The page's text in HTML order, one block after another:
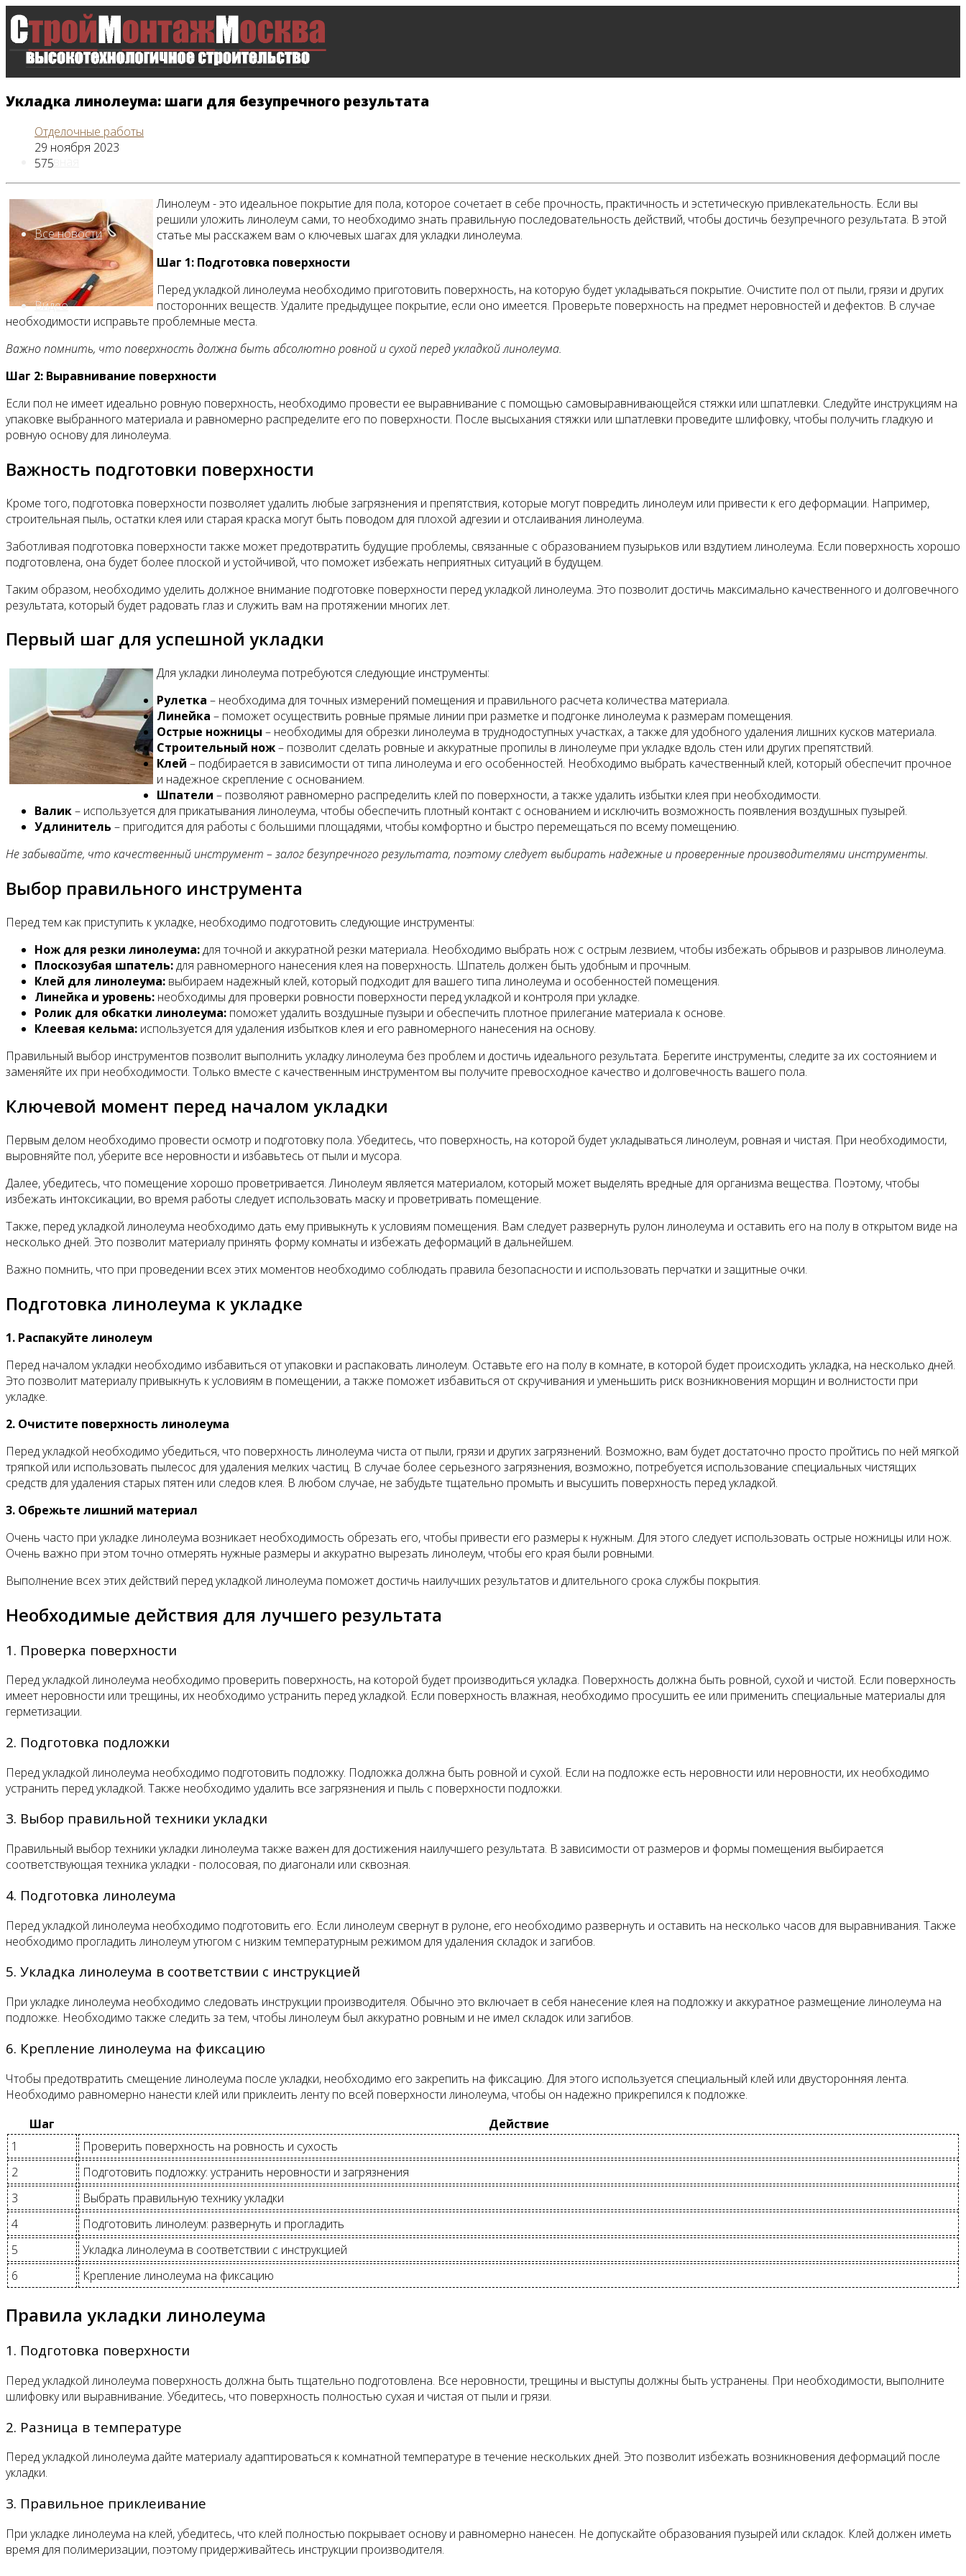
Главная
Все новости
Видео
Укладка линолеума: шаги для безупречного результата
Отделочные работы
29 ноября 2023
575
Линолеум - это идеальное покрытие для пола, которое сочетает в себе прочность, практичность и эстетическую привлекательность. Если вы
решили уложить линолеум сами, то необходимо знать правильную последовательность действий, чтобы достичь безупречного результата. В этой
статье мы расскажем вам о ключевых шагах для укладки линолеума.
Шаг 1: Подготовка поверхности
Перед укладкой линолеума необходимо приготовить поверхность, на которую будет укладываться покрытие. Очистите пол от пыли, грязи и других
посторонних веществ. Удалите предыдущее покрытие, если оно имеется. Проверьте поверхность на предмет неровностей и дефектов. В случае
необходимости исправьте проблемные места.
Важно помнить, что поверхность должна быть абсолютно ровной и сухой перед укладкой линолеума.
Шаг 2: Выравнивание поверхности
Если пол не имеет идеально ровную поверхность, необходимо провести ее выравнивание с помощью самовыравнивающейся стяжки или шпатлевки. Следуйте инструкциям на
упаковке выбранного материала и равномерно распределите его по поверхности. После высыхания стяжки или шпатлевки проведите шлифовку, чтобы получить гладкую и
ровную основу для линолеума.
Важность подготовки поверхности
Кроме того, подготовка поверхности позволяет удалить любые загрязнения и препятствия, которые могут повредить линолеум или привести к его деформации. Например,
строительная пыль, остатки клея или старая краска могут быть поводом для плохой адгезии и отслаивания линолеума.
Заботливая подготовка поверхности также может предотвратить будущие проблемы, связанные с образованием пузырьков или вздутием линолеума. Если поверхность хорошо
подготовлена, она будет более плоской и устойчивой, что поможет избежать неприятных ситуаций в будущем.
Таким образом, необходимо уделить должное внимание подготовке поверхности перед укладкой линолеума. Это позволит достичь максимально качественного и долговечного
результата, который будет радовать глаз и служить вам на протяжении многих лет.
Первый шаг для успешной укладки
Для укладки линолеума потребуются следующие инструменты:
Рулетка – необходима для точных измерений помещения и правильного расчета количества материала.
Линейка – поможет осуществить ровные прямые линии при разметке и подгонке линолеума к размерам помещения.
Острые ножницы – необходимы для обрезки линолеума в труднодоступных участках, а также для удобного удаления лишних кусков материала.
Строительный нож– позволит сделать ровные и аккуратные пропилы в линолеуме при укладке вдоль стен или других препятствий.
Клей – подбирается в зависимости от типа линолеума и его особенностей. Необходимо выбрать качественный клей, который обеспечит прочное
и надежное скрепление с основанием.
Шпатели – позволяют равномерно распределить клей по поверхности, а также удалить избытки клея при необходимости.
Валик– используется для прикатывания линолеума, чтобы обеспечить плотный контакт с основанием и исключить возможность появления воздушных пузырей.
Удлинитель – пригодится для работы с большими площадями, чтобы комфортно и быстро перемещаться по всему помещению.
Не забывайте, что качественный инструмент – залог безупречного результата, поэтому следует выбирать надежные и проверенные производителями инструменты.
Выбор правильного инструмента
Перед тем как приступить к укладке, необходимо подготовить следующие инструменты:
Нож для резки линолеума:для точной и аккуратной резки материала. Необходимо выбрать нож с острым лезвием, чтобы избежать обрывов и разрывов линолеума.
Плоскозубая шпатель:для равномерного нанесения клея на поверхность. Шпатель должен быть удобным и прочным.
Клей для линолеума: выбираем надежный клей, который подходит для вашего типа линолеума и особенностей помещения.
Линейка и уровень: необходимы для проверки ровности поверхности перед укладкой и контроля при укладке.
Ролик для обкатки линолеума: поможет удалить воздушные пузыри и обеспечить плотное прилегание материала к основе.
Клеевая кельма: используется для удаления избытков клея и его равномерного нанесения на основу.
Правильный выбор инструментов позволит выполнить укладку линолеума без проблем и достичь идеального результата. Берегите инструменты, следите за их состоянием и
заменяйте их при необходимости. Только вместе с качественным инструментом вы получите превосходное качество и долговечность вашего пола.
Ключевой момент перед началом укладки
Первым делом необходимо провести осмотр и подготовку пола. Убедитесь, что поверхность, на которой будет укладываться линолеум, ровная и чистая. При необходимости,
выровняйте пол, уберите все неровности и избавьтесь от пыли и мусора.
Далее, убедитесь, что помещение хорошо проветривается. Линолеум является материалом, который может выделять вредные для организма вещества. Поэтому, чтобы
избежать интоксикации, во время работы следует использовать маску и проветривать помещение.
Также, перед укладкой линолеума необходимо дать ему привыкнуть к условиям помещения. Вам следует развернуть рулон линолеума и оставить его на полу в открытом виде на
несколько дней. Это позволит материалу принять форму комнаты и избежать деформаций в дальнейшем.
Важно помнить, что при проведении всех этих моментов необходимо соблюдать правила безопасности и использовать перчатки и защитные очки.
Подготовка линолеума к укладке
1. Распакуйте линолеум
Перед началом укладки необходимо избавиться от упаковки и распаковать линолеум. Оставьте его на полу в комнате, в которой будет происходить укладка, на несколько дней.
Это позволит материалу привыкнуть к условиям в помещении, а также поможет избавиться от скручивания и уменьшить риск возникновения морщин и волнистости при
укладке.
2. Очистите поверхность линолеума
Перед укладкой необходимо убедиться, что поверхность линолеума чиста от пыли, грязи и других загрязнений. Возможно, вам будет достаточно просто пройтись по ней мягкой
тряпкой или использовать пылесос для удаления мелких частиц. В случае более серьезного загрязнения, возможно, потребуется использование специальных чистящих
средств для удаления старых пятен или следов клея. В любом случае, не забудьте тщательно промыть и высушить поверхность перед укладкой.
3. Обрежьте лишний материал
Очень часто при укладке линолеума возникает необходимость обрезать его, чтобы привести его размеры к нужным. Для этого следует использовать острые ножницы или нож.
Очень важно при этом точно отмерять нужные размеры и аккуратно вырезать линолеум, чтобы его края были ровными.
Выполнение всех этих действий перед укладкой линолеума поможет достичь наилучших результатов и длительного срока службы покрытия.
Необходимые действия для лучшего результата
1. Проверка поверхности
Перед укладкой линолеума необходимо проверить поверхность, на которой будет производиться укладка. Поверхность должна быть ровной, сухой и чистой. Если поверхность
имеет неровности или трещины, их необходимо устранить перед укладкой. Если поверхность влажная, необходимо просушить ее или применить специальные материалы для
герметизации.
2. Подготовка подложки
Перед укладкой линолеума необходимо подготовить подложку. Подложка должна быть ровной и сухой. Если на подложке есть неровности или неровности, их необходимо
устранить перед укладкой. Также необходимо удалить все загрязнения и пыль с поверхности подложки.
3. Выбор правильной техники укладки
Правильный выбор техники укладки линолеума также важен для достижения наилучшего результата. В зависимости от размеров и формы помещения выбирается
соответствующая техника укладки - полосовая, по диагонали или сквозная.
4. Подготовка линолеума
Перед укладкой линолеума необходимо подготовить его. Если линолеум свернут в рулоне, его необходимо развернуть и оставить на несколько часов для выравнивания. Также
необходимо прогладить линолеум утюгом с низким температурным режимом для удаления складок и загибов.
5. Укладка линолеума в соответствии с инструкцией
При укладке линолеума необходимо следовать инструкции производителя. Обычно это включает в себя нанесение клея на подложку и аккуратное размещение линолеума на
подложке. Необходимо также следить за тем, чтобы линолеум был аккуратно ровным и не имел складок или загибов.
6. Крепление линолеума на фиксацию
Чтобы предотвратить смещение линолеума после укладки, необходимо его закрепить на фиксацию. Для этого используется специальный клей или двусторонняя лента.
Необходимо равномерно нанести клей или приклеить ленту по всей поверхности линолеума, чтобы он надежно прикрепился к подложке.
Шаг
Действие
1
Проверить поверхность на ровность и сухость
2
Подготовить подложку: устранить неровности и загрязнения
3
Выбрать правильную технику укладки
4
Подготовить линолеум: развернуть и прогладить
5
Укладка линолеума в соответствии с инструкцией
6
Крепление линолеума на фиксацию
Правила укладки линолеума
1. Подготовка поверхности
Перед укладкой линолеума поверхность должна быть тщательно подготовлена. Все неровности, трещины и выступы должны быть устранены. При необходимости, выполните
шлифовку или выравнивание. Убедитесь, что поверхность полностью сухая и чистая от пыли и грязи.
2. Разница в температуре
Перед укладкой линолеума дайте материалу адаптироваться к комнатной температуре в течение нескольких дней. Это позволит избежать возникновения деформаций после
укладки.
3. Правильное приклеивание
При укладке линолеума на клей, убедитесь, что клей полностью покрывает основу и равномерно нанесен. Не допускайте образования пузырей или складок. Клей должен иметь
время для полимеризации, поэтому придерживайтесь инструкции производителя.